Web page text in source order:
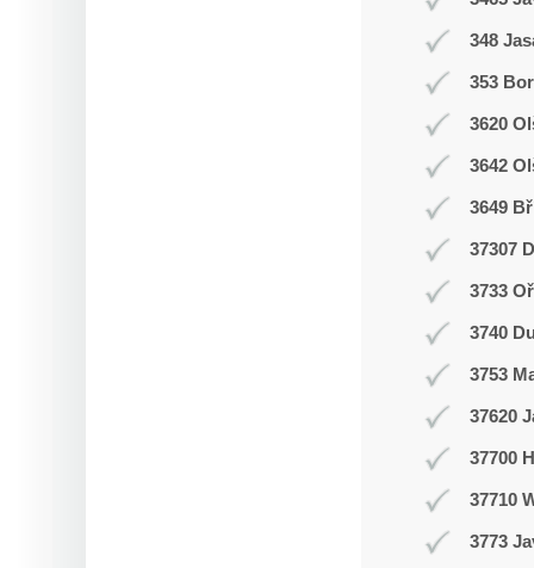
348
353
3620
3642
3649
37307
3733
3740
3753
37620
37700
37710
3773